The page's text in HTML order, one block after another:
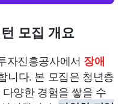
모집 개요
자진흥공사에서 장애
니다. 본 모집은 청년층
양한 경험을 쌓을 수